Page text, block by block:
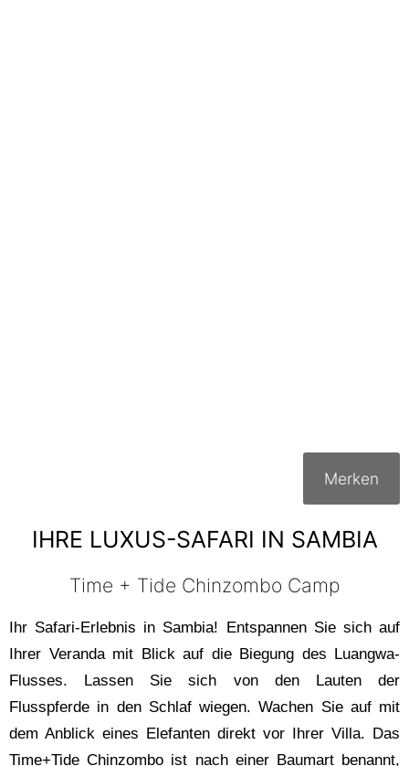
Merken
IHRE LUXUS-SAFARI IN SAMBIA
Time + Tide Chinzombo Camp
Ihr Safari-Erlebnis in Sambia! Entspannen Sie sich auf
Ihrer Veranda mit Blick auf die Biegung des Luangwa-
Flusses. Lassen Sie sich von den Lauten der
Flusspferde in den Schlaf wiegen. Wachen Sie auf mit
dem Anblick eines Elefanten direkt vor Ihrer Villa. Das
Time+Tide Chinzombo ist nach einer Baumart benannt,